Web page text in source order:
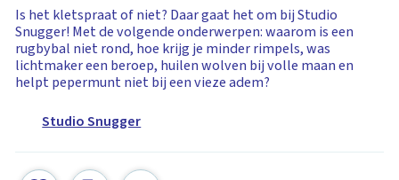
Is het kletspraat of niet? Daar gaat het om bij Studio
Snugger! Met de volgende onderwerpen: waarom is een
rugbybal niet rond, hoe krijg je minder rimpels, was
lichtmaker een beroep, huilen wolven bij volle maan en
helpt pepermunt niet bij een vieze adem?
Studio Snugger